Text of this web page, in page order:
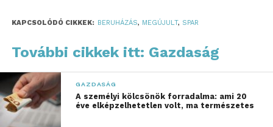
energiahatékonyabbá
vált.
A SPAR Magyarország folyamatosan fejleszti
üzlethálózatát: a vállalat ezúttal Balatonfüreden és
KAPCSOLÓDÓ CIKKEK: BERUHÁZÁS, MEGÚJULT, SPAR
További cikkek itt: Gazdaság
GAZDASÁG
A személyi kölcsönök forradalma: ami 20
éve elképzelhetetlen volt, ma természetes